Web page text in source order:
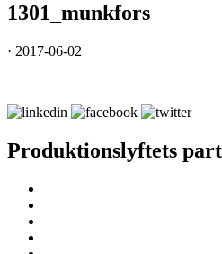
1301_munkfors
· 2017-06-02
Produktionslyftets